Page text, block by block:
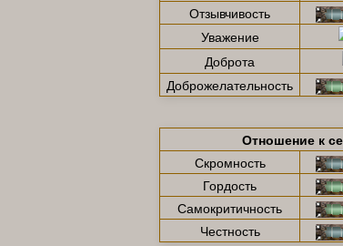
Отзывчивость
Уважение
Доброта
Доброжелательность
Отношение к
Скромность
Гордость
Самокритичность
Честность